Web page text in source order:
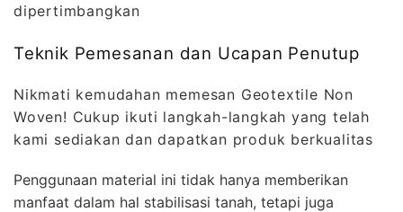
dipertimbangkan
Teknik Pemesanan dan Ucapan Penutup
Nikmati kemudahan memesan Geotextile Non
Woven! Cukup ikuti langkah-langkah yang telah
kami sediakan dan dapatkan produk berkualitas
Penggunaan material ini tidak hanya memberikan
manfaat dalam hal stabilisasi tanah, tetapi juga